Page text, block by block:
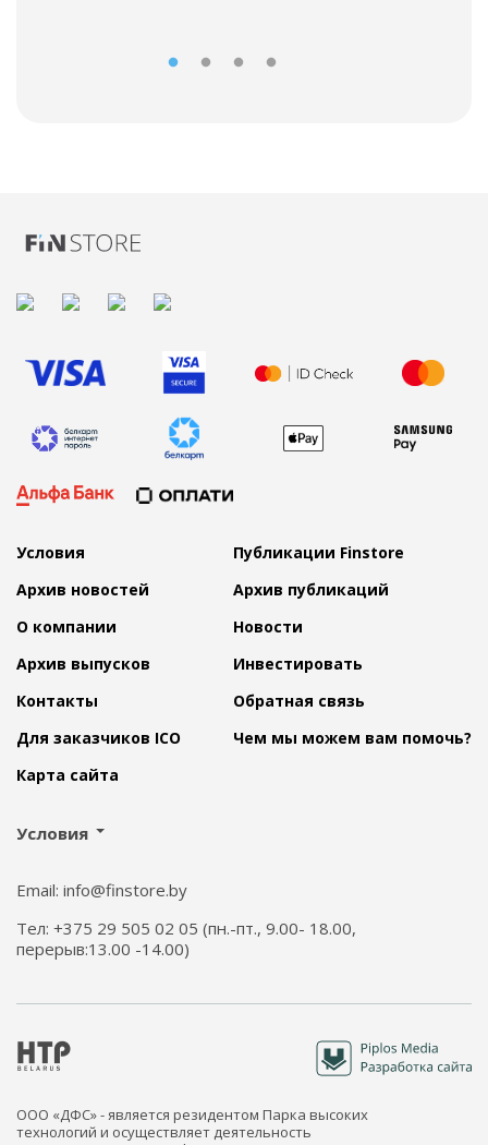
Условия
Публикации Finstore
Архив новостей
Архив публикаций
О компании
Новости
Архив выпусков
Инвестировать
Контакты
Обратная связь
Для заказчиков ICO
Чем мы можем вам помочь?
Карта сайта
Условия
Email: info@finstore.by
Тел: +375 29 505 02 05 (пн.-пт., 9.00- 18.00,
перерыв:13.00 -14.00)
ООО «ДФС» - является резидентом Парка высоких
технологий и осуществляет деятельность